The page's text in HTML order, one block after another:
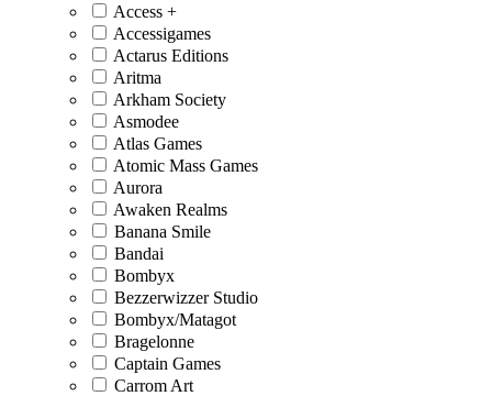
Access +
Accessigames
Actarus Editions
Aritma
Arkham Society
Asmodee
Atlas Games
Atomic Mass Games
Aurora
Awaken Realms
Banana Smile
Bandai
Bombyx
Bezzerwizzer Studio
Bombyx/Matagot
Bragelonne
Captain Games
Carrom Art